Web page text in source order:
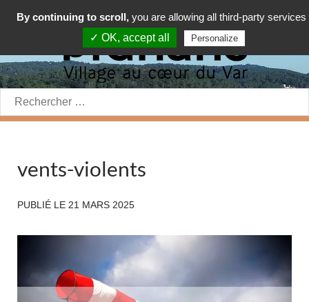
Rechercher:
vents-violents
PUBLIÉ LE 21 MARS 2025
By continuing to scroll, you are allowing all third-party services
✓ OK, accept all
Personalize